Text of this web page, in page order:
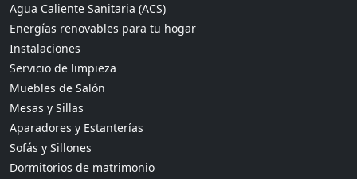
Agua Caliente Sanitaria (ACS)
Energías renovables para tu hogar
Instalaciones
Servicio de limpieza
Muebles de Salón
Mesas y Sillas
Aparadores y Estanterías
Sofás y Sillones
Dormitorios de matrimonio